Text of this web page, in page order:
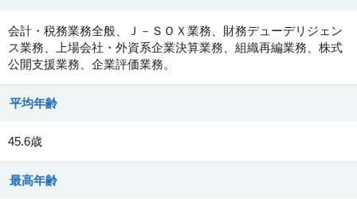
会計・税務業務全般、Ｊ－ＳＯＸ業務、財務デューデリジェン
ス業務、上場会社・外資系企業決算業務、組織再編業務、株式
公開支援業務、企業評価業務。
平均年齢
45.6歳
最高年齢